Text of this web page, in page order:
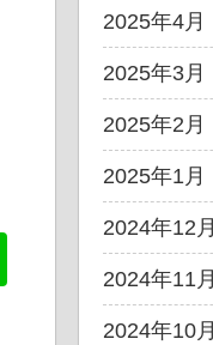
2025年4月
2025年3月
2025年2月
2025年1月
2024年12月
2024年11月
2024年10月